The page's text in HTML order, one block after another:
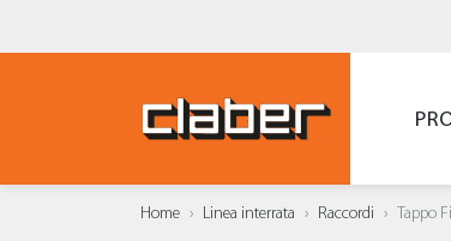
Home Linea interrata Raccordi Tappo